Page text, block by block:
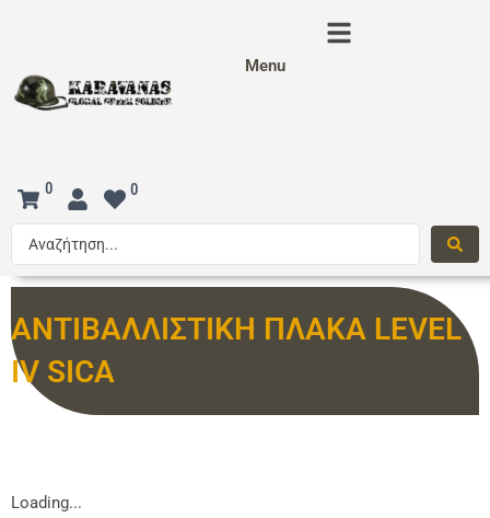
Menu
0 0
ΑΝΤΙΒΑΛΛΙΣΤΙΚΗ ΠΛΑΚΑ LEVEL
IV SICA
Loading...